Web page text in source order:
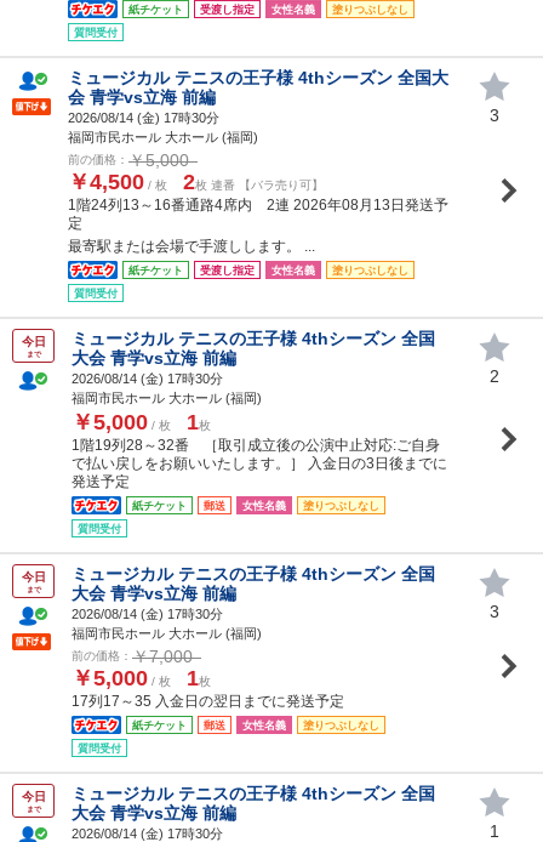
紙チケット 受渡し指定 女性名義
塗りつぶしなし
質問受付
ミュージカル テニスの王子様 4thシーズン 全国大
会 青学vs立海 前編
2026/08/14 (金) 17時30分
福岡市民ホール 大ホール (福岡)
前の価格： ￥5,000
￥4,500 / 枚 2枚 連番 【バラ売り可】
1階24列13～16番通路4席内 2連 2026年08月13日発送予
定
最寄駅または会場で手渡しします。 ...
紙チケット 受渡し指定 女性名義
塗りつぶしなし
質問受付
3
今日
まで
ミュージカル テニスの王子様 4thシーズン 全国
大会 青学vs立海 前編
2026/08/14 (金) 17時30分
福岡市民ホール 大ホール (福岡)
￥5,000 / 枚 1枚
1階19列28～32番 ［取引成立後の公演中止対応:ご自身
で払い戻しをお願いいたします。］ 入金日の3日後までに
発送予定
紙チケット 郵送 女性名義
塗りつぶしなし
質問受付
2
今日
まで
ミュージカル テニスの王子様 4thシーズン 全国
大会 青学vs立海 前編
2026/08/14 (金) 17時30分
福岡市民ホール 大ホール (福岡)
前の価格： ￥7,000
￥5,000 / 枚 1枚
17列17～35 入金日の翌日までに発送予定
紙チケット 郵送 女性名義
塗りつぶしなし
質問受付
3
今日
まで
ミュージカル テニスの王子様 4thシーズン 全国
大会 青学vs立海 前編
2026/08/14 (金) 17時30分
1